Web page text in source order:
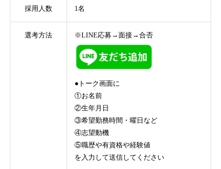
採用人数 1名
選考方法 ※LINE応募→面接→合否
●トーク画面に
①お名前
②生年月日
③希望勤務時間・曜日など
④志望動機
⑤職歴や有資格や経験値
を入力して送信してください